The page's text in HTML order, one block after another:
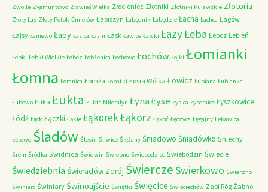
Zwolle Zygmuntowo Zławieś Wielka Złocieniec Złotniki Złotniki Kujawskie Złotoria
Złoty Las Złoty Potok Ćmielów Łabiszyn Łabędnik Łabędzie Łacha Łachca Łagów
Łajsy Łaniewo Łapy Łasica Łasin Łask Ławice Ławki ŁazyŁeba Łebcz Łebień
Łebki Łebki Wielkie Łobez Łobżenica Łochowo Łochów Łojki Łomianki
Łomna Łomnica Łomża Łopatki Łosia Wólka Łowicz Łubiana Łubianka
Łubowo Łuka Łukta Łukta Miłomłyn ŁynaŁyse Łysica Łysomice Łyszkowice
Łódź Łąck Łączki Łąkie ŁąkorekŁąkorz Łąkoć Łęczyca Łęgajny Łękawica
Łętowo Śladów Ślesin Śliwice Ślężany Śniadowo Śniadówko Śniechy
Śrem Śródka Świdnica Świdwin Świebno Świebodzice Świebodzin Świecie
Świedziebnia Świeradów Zdrój Świercze Świerkowo Świerzno
Świniarc Świniary Świnoujście Świątki Święcice Święciechów Żabi Róg Żabno